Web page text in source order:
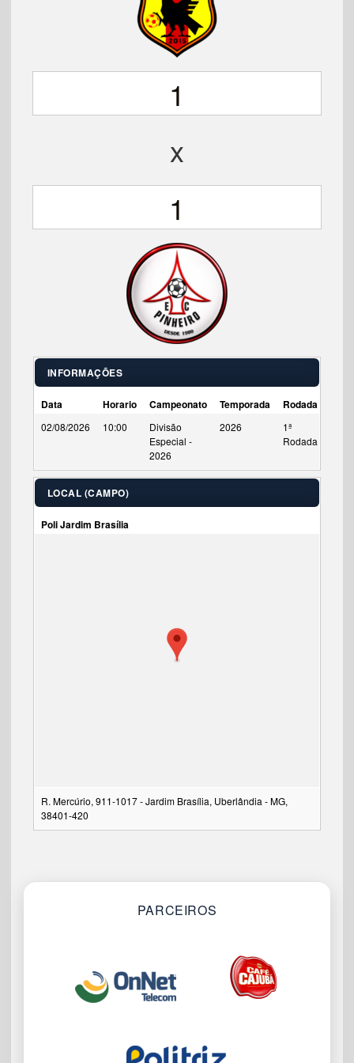
1
x
1
INFORMAÇÕES
Data Horario Campeonato Temporada Rodada
02/08/2026 10:00
Divisão
Especial -
2026
2026
1ª
Rodada
LOCAL (CAMPO)
Poli Jardim Brasília
R. Mercúrio, 911-1017 - Jardim Brasília, Uberlândia - MG,
38401-420
PARCEIROS